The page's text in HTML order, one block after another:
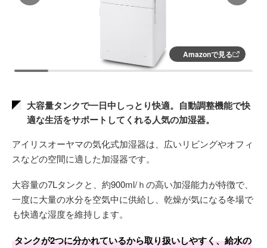
Amazonで見る
大容量タンクで一日中しっとり快適。自動調整機能で快
適な生活をサポートしてくれる人気の加湿器。
アイリスオーヤマの気化式加湿器は、広いリビングやオフィ
スなどの空間に適した加湿器です。
大容量の7Lタンクと、約900ml/ｈの高い加湿能力が特徴で、
一度に大量の水分を空気中に供給し、乾燥が気になる冬場で
も快適な湿度を維持します。
タンクが2つに分かれているから取り扱いしやすく、給水の